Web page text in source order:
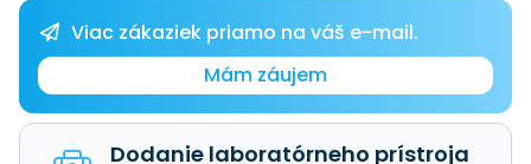
Viac zákaziek priamo na váš e-mail.
Mám záujem
Dodanie laboratórneho prístroja